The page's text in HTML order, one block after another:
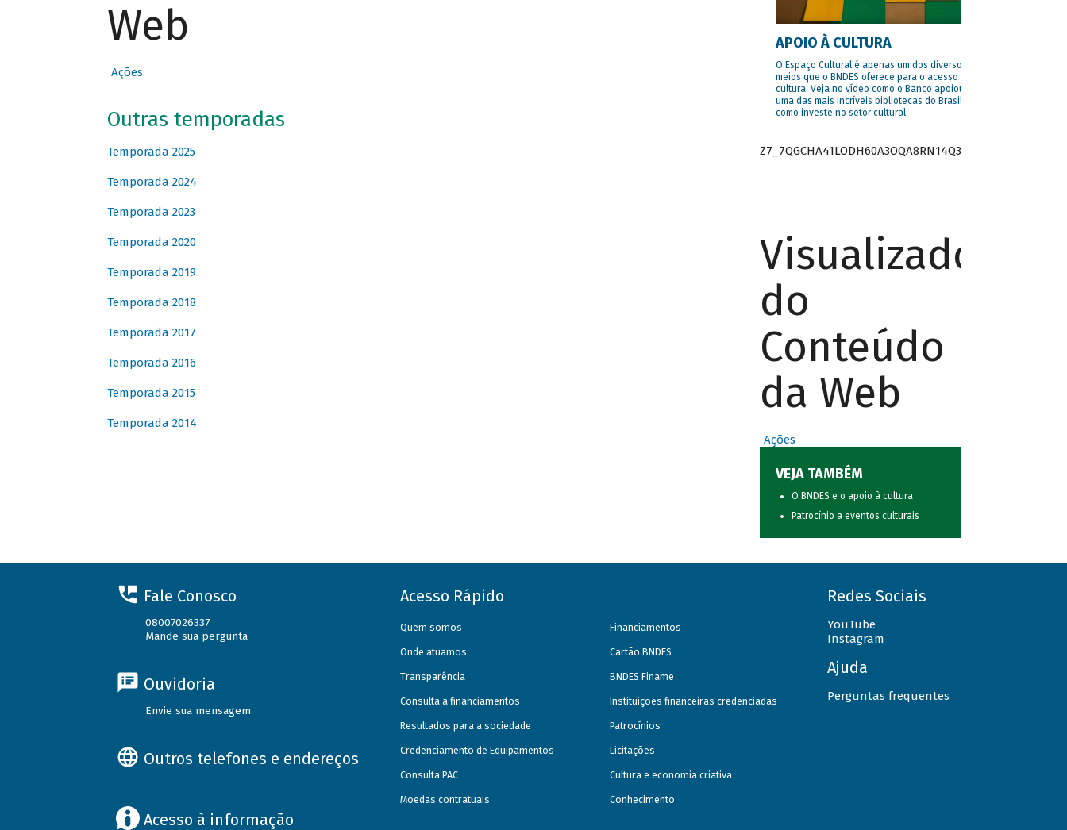
Web
Ações
Outras temporadas
Temporada 2025
Temporada 2024
Temporada 2023
Temporada 2020
Temporada 2019
Temporada 2018
Temporada 2017
Temporada 2016
Temporada 2015
Temporada 2014
APOIO À CULTURA
O Espaço Cultural é apenas um dos diversos
meios que o BNDES oferece para o acesso à
cultura. Veja no vídeo como o Banco apoiou
uma das mais incríveis bibliotecas do Brasil e
como investe no setor cultural.
Z7_7QGCHA41LODH60A3OQA8RN14Q3
Visualizador
do
Conteúdo
da Web
Ações
VEJA TAMBÉM
O BNDES e o apoio à cultura
Patrocínio a eventos culturais
Fale Conosco
08007026337
Mande sua pergunta
Ouvidoria
Envie sua mensagem
Outros telefones e endereços
Acesso à informação
Acesso Rápido
Quem somos
Onde atuamos
Transparência
Consulta a financiamentos
Resultados para a sociedade
Credenciamento de Equipamentos
Consulta PAC
Moedas contratuais
Financiamentos
Cartão BNDES
BNDES Finame
Instituições financeiras credenciadas
Patrocínios
Licitações
Cultura e economia criativa
Conhecimento
Redes Sociais
YouTube
Instagram
Ajuda
Perguntas frequentes